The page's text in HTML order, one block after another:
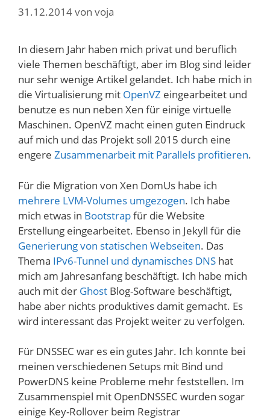
31.12.2014von voja
In diesem Jahr haben mich privat und beruflich
viele Themen beschäftigt, aber im Blog sind leider
nur sehr wenige Artikel gelandet. Ich habe mich in
die Virtualisierung mit OpenVZ eingearbeitet und
benutze es nun neben Xen für einige virtuelle
Maschinen. OpenVZ macht einen guten Eindruck
auf mich und das Projekt soll 2015 durch eine
engere Zusammenarbeit mit Parallels profitieren.
Für die Migration von Xen DomUs habe ich
mehrere LVM-Volumes umgezogen. Ich habe
mich etwas in Bootstrapfür die Website
Erstellung eingearbeitet. Ebenso in Jekyll für die
Generierung von statischen Webseiten. Das
Thema IPv6-Tunnel und dynamisches DNS hat
mich am Jahresanfang beschäftigt. Ich habe mich
auch mit der Ghost Blog-Software beschäftigt,
habe aber nichts produktives damit gemacht. Es
wird interessant das Projekt weiter zu verfolgen.
Für DNSSEC war es ein gutes Jahr. Ich konnte bei
meinen verschiedenen Setups mit Bind und
PowerDNS keine Probleme mehr feststellen. Im
Zusammenspiel mit OpenDNSSEC wurden sogar
einige Key-Rollover beim Registrar